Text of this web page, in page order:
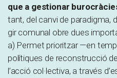
que a gestionar
tant, del canvi de paradigma,
gir comunal obre dues
a) Permet prioritzar —en
polítiques de reconstrucció
l’acció col·lectiva, a través